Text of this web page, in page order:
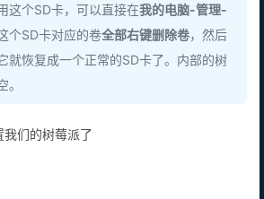
这个SD卡，可以直接在我的电脑-管理-
个SD卡对应的卷全部右键删除卷，然后
就恢复成一个正常的SD卡了。内部的树
们的树莓派了